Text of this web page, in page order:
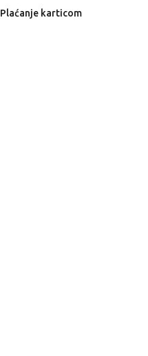
Plaćanje karticom